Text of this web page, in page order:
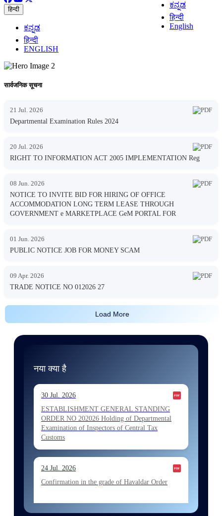
ಕನ್ನಡ
हिन्दी
English
हिन्दी
ಕನ್ನಡ
हिन्दी
ENGLISH
सार्वजनिक सूचना
21 Jul. 2026
Departmental Examination Rules 2024
20 Jul. 2026
RIGHT TO INFORMATION ACT 2005 IMPLEMENTATION Reg
08 Jun. 2026
NOTICE TO INVITE BID FOR HIRING OF OFFICE
ACCOMMODATION LONG TERM LEASE THROUGH
GOVERNMENT e MARKETPLACE GeM PORTAL FOR
01 Jun. 2026
PUBLIC NOTICE JOB FOR MONEY SCAM
09 Apr. 2026
TRADE NOTICE NO 012026 27
Load More
नया क्या है
30 Jul. 2026
ESTABLISHMENT GENERAL STANDING
ORDER NO 202026 Holding of Departmental
Examination of Inspectors of Central Tax
Customs
24 Jul. 2026
Confirmation in the grade of Havaldar Order